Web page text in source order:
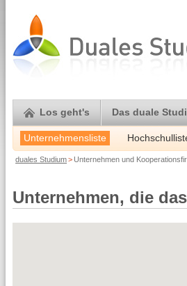
Los geht's Das duale
Unternehmensliste
duales Studium> Unternehmen und
Unternehmen, die